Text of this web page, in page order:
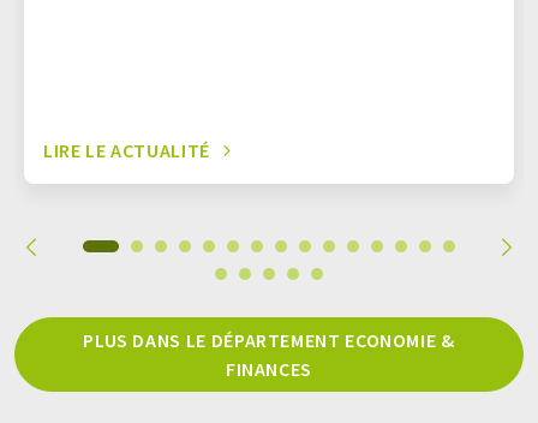
LIRE LE ACTUALITÉ
PLUS DANS LE DÉPARTEMENT ECONOMIE &
FINANCES